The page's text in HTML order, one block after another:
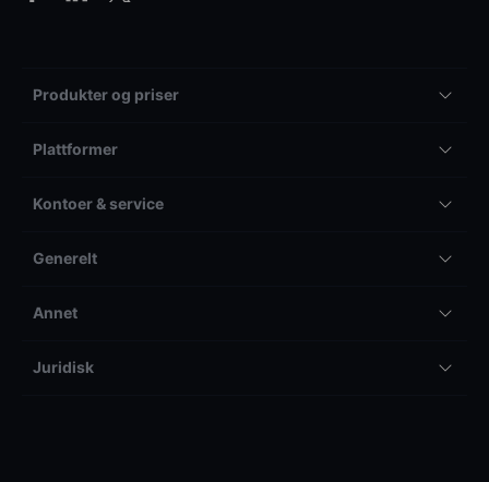
Produkter og priser
Plattformer
Kontoer & service
Generelt
Annet
Juridisk